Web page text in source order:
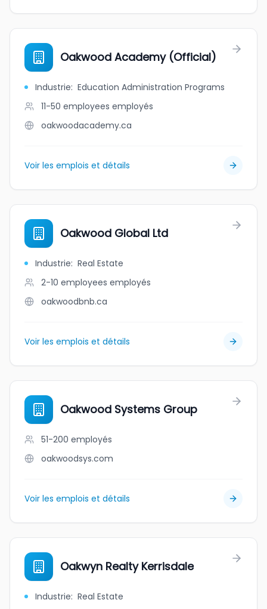
Oakwood Academy (Official)
Industrie: Education Administration Programs
11-50 employees employés
oakwoodacademy.ca
Voir les emplois et détails
Oakwood Global Ltd
Industrie: Real Estate
2-10 employees employés
oakwoodbnb.ca
Voir les emplois et détails
Oakwood Systems Group
51-200 employés
oakwoodsys.com
Voir les emplois et détails
Oakwyn Realty Kerrisdale
Industrie: Real Estate